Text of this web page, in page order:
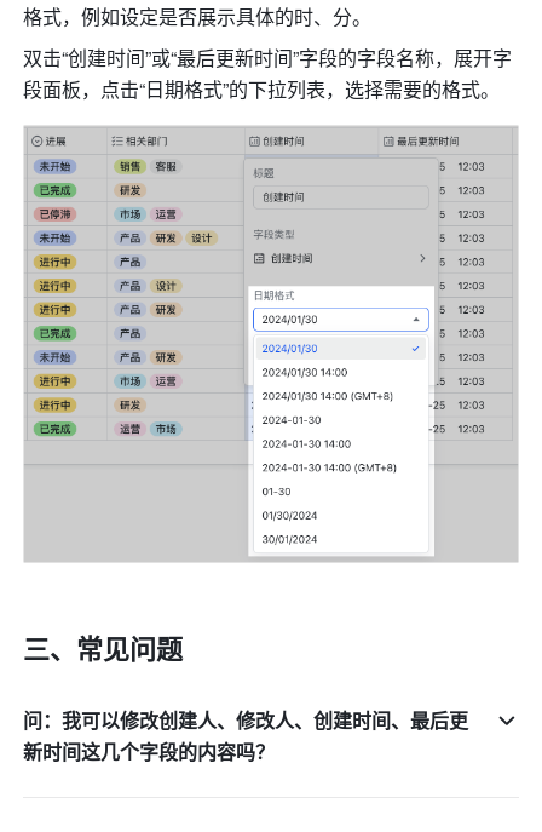
格式，例如设定是否展示具体的时、分。
双击“创建时间”或“最后更新时间”字段的字段名称，展开字
段面板，点击“日期格式”的下拉列表，选择需要的格式。
三、常见问题
问：我可以修改创建人、修改人、创建时间、最后更
新时间这几个字段的内容吗？